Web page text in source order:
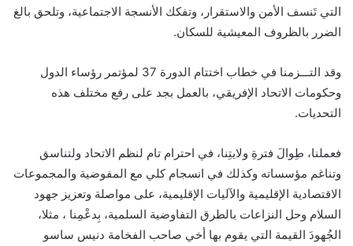
التي تَنسف الأمن والاستقرار، وتفكك الأنسجة الاجتماعية، وتلحق بالغ
الضرر بالظروف المعيشية للسكان.
وقد التـــزمنا في خطاب اختتام الدورة 37 لمؤتمر رؤساء الدول
وحكومات الاتحاد الإفريقي، بالعمل بجد على رفع مختلف هذه
التحديات.
فعملنا، طِوالَ فترةِ ولايتِنا، في احترام تام لنظم الاتحاد ولتناسق
وتناغم مؤسساته وكذلك في انسجام كلي مع المفوضية والمجموعات
الاقتصادية الإقليمية والآليات الإقليمية، على مواصلة وتعزيز جهود
السلام وحل النزاعات بالطرق التفاوضية السلمية، بِدعْمِنا ، مثلا،
الجُهودَ القيمة التي يقوم بها أخي صاحب الفخامة دنيس ساسو